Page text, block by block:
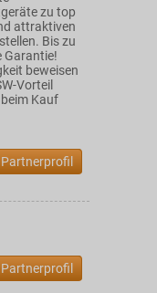
zu top
attraktiven
Bis zu
Garantie!
beweisen
Vorteil
Kauf